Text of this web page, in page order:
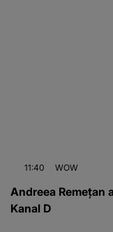
11:40 WOW
Andreea Remețan
Kanal D